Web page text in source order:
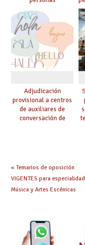
seleccionadas. ¿Qué
hacer ahora si he
obtenido plaza?
Adjudicación
provisional a centros
de auxiliares de
conversación de
« Temarios de oposición
VIGENTES para
Música y Artes Escénicas